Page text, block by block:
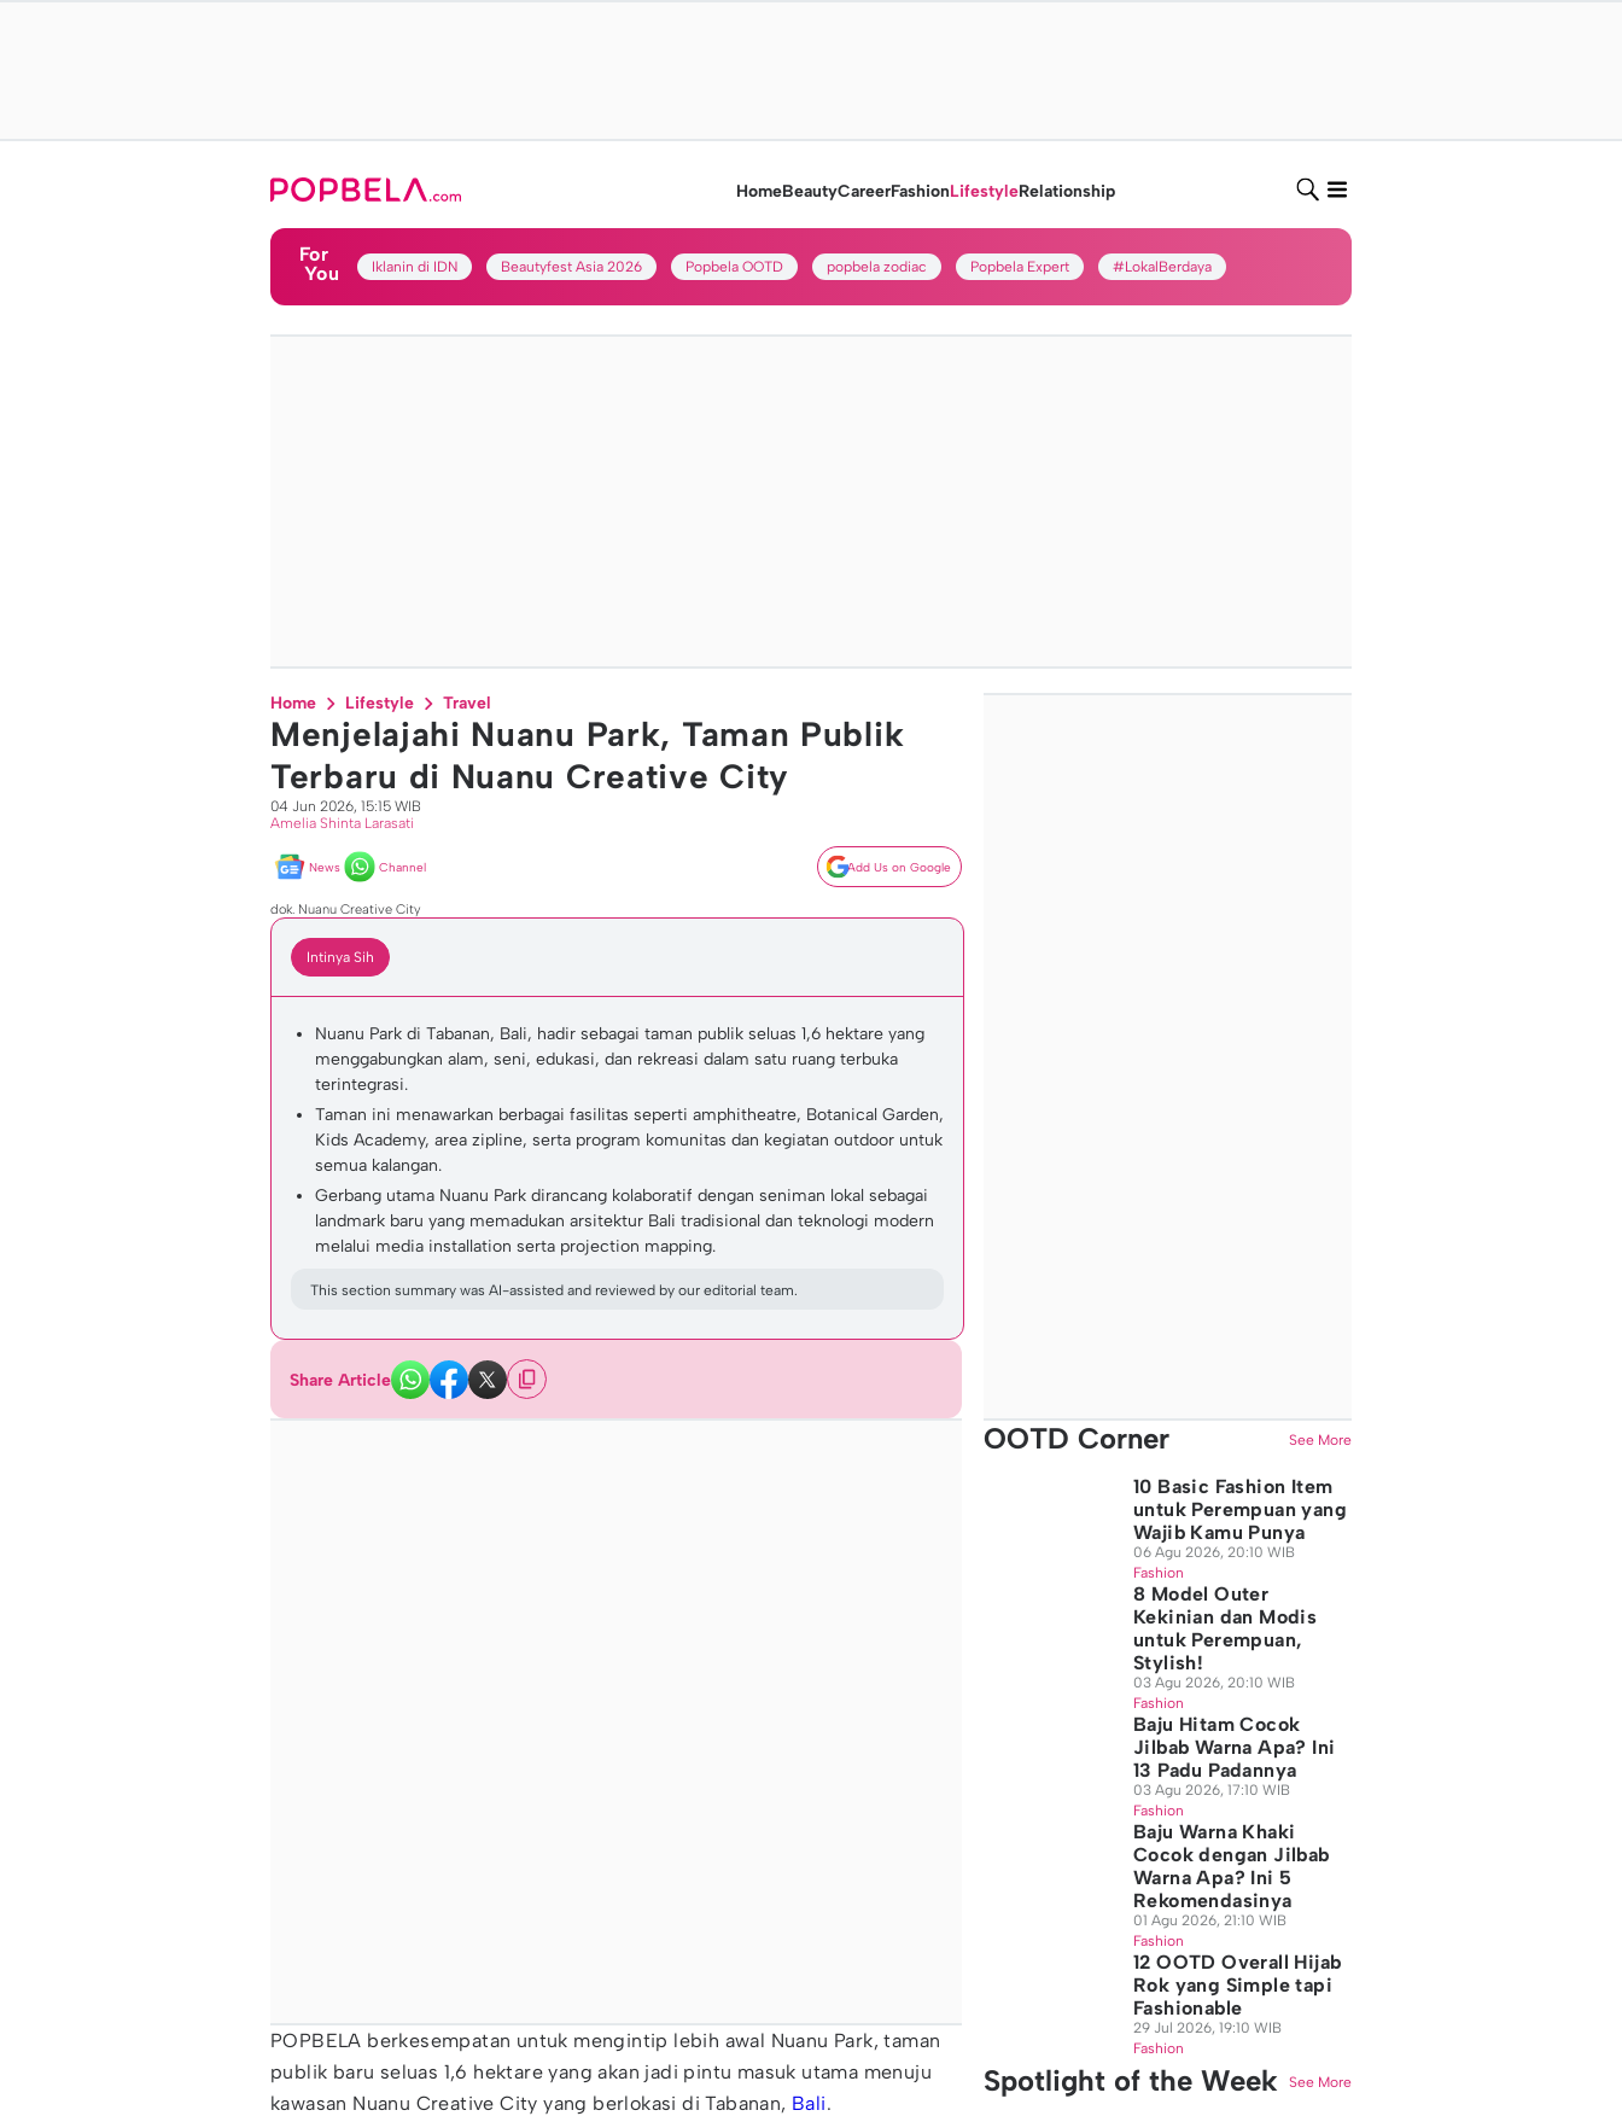
HomeBeautyCareerFashionLifestyleRelationship
For
You
Iklanin di IDN Beautyfest Asia 2026 Popbela OOTD popbela zodiac Popbela Expert #LokalBerdaya
Home Lifestyle Travel
Menjelajahi Nuanu Park, Taman Publik
Terbaru di Nuanu Creative City
04 Jun 2026, 15:15 WIB
Amelia Shinta Larasati
News Channel Add Us on Google
dok. Nuanu Creative City
Intinya Sih
Nuanu Park di Tabanan, Bali, hadir sebagai taman publik seluas 1,6 hektare yang
menggabungkan alam, seni, edukasi, dan rekreasi dalam satu ruang terbuka
terintegrasi.
Taman ini menawarkan berbagai fasilitas seperti amphitheatre, Botanical Garden,
Kids Academy, area zipline, serta program komunitas dan kegiatan outdoor untuk
semua kalangan.
Gerbang utama Nuanu Park dirancang kolaboratif dengan seniman lokal sebagai
landmark baru yang memadukan arsitektur Bali tradisional dan teknologi modern
melalui media installation serta projection mapping.
This section summary was AI-assisted and reviewed by our editorial team.
Share Article
POPBELA berkesempatan untuk mengintip lebih awal Nuanu Park, taman
publik baru seluas 1,6 hektare yang akan jadi pintu masuk utama menuju
kawasan Nuanu Creative City yang berlokasi di Tabanan, Bali.
OOTD Corner See More
10 Basic Fashion Item
untuk Perempuan yang
Wajib Kamu Punya
06 Agu 2026, 20:10 WIB
Fashion
8 Model Outer
Kekinian dan Modis
untuk Perempuan,
Stylish!
03 Agu 2026, 20:10 WIB
Fashion
Baju Hitam Cocok
Jilbab Warna Apa? Ini
13 Padu Padannya
03 Agu 2026, 17:10 WIB
Fashion
Baju Warna Khaki
Cocok dengan Jilbab
Warna Apa? Ini 5
Rekomendasinya
01 Agu 2026, 21:10 WIB
Fashion
12 OOTD Overall Hijab
Rok yang Simple tapi
Fashionable
29 Jul 2026, 19:10 WIB
Fashion
Spotlight of the Week See More